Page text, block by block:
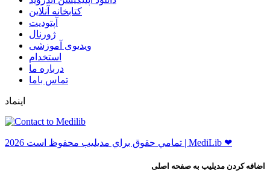
ﮐﺘﺎﺑﺨﺎﻧﻪ ﺁﻧﻼﯾﻦ
ﺁﭘﺘﻮﺩﯾﺖ
ﮊﻭﺭﻧﺎﻝ
ویدیوی آموزشی
استخدام
درباره ما
ﺗﻤﺎﺱ ﺑﺎﻣﺎ
اینماد
ﺗﻤﺎﻣﻲ ﺣﻘﻮﻕ ﺑﺮاﻱ ﻣﺪﻳﻠﻴﺐ ﻣﺤﻔﻮﻅ اﺳﺖ 2026 | MediLib ❤
اضافه کردن مدیلیب به صفحه اصلی